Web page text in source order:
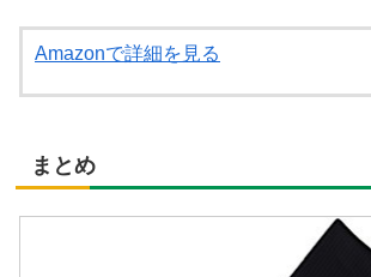
Amazonで詳細を見る
まとめ